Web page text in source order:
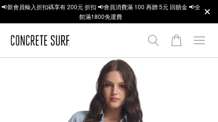
📢新會員輸入折扣碼享有 200元 折扣 📢會員消費滿 100 再贈 5元 回饋金 📢全
館滿1800免運費